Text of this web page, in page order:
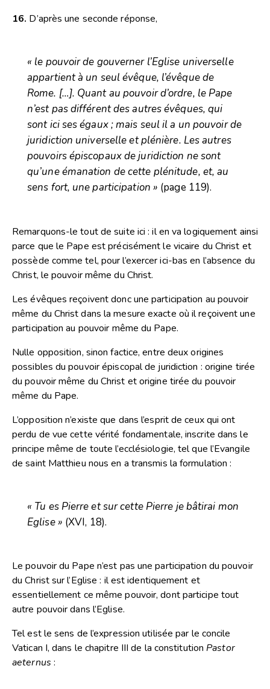
16. D’après une seconde réponse,
« le pouvoir de gouverner l’Eglise universelle
appartient à un seul évêque, l’évêque de
Rome. […]. Quant au pouvoir d’ordre, le Pape
n’est pas différent des autres évêques, qui
sont ici ses égaux ; mais seul il a un pouvoir de
juridiction universelle et plénière. Les autres
pouvoirs épiscopaux de juridiction ne sont
qu’une émanation de cette plénitude, et, au
sens fort, une participation » (page 119).
Remarquons-le tout de suite ici : il en va logiquement ainsi
parce que le Pape est précisément le vicaire du Christ et
possède comme tel, pour l’exercer ici-bas en l’absence du
Christ, le pouvoir même du Christ.
Les évêques reçoivent donc une participation au pouvoir
même du Christ dans la mesure exacte où il reçoivent une
participation au pouvoir même du Pape.
Nulle opposition, sinon factice, entre deux origines
possibles du pouvoir épiscopal de juridiction : origine tirée
du pouvoir même du Christ et origine tirée du pouvoir
même du Pape.
L’opposition n’existe que dans l’esprit de ceux qui ont
perdu de vue cette vérité fondamentale, inscrite dans le
principe même de toute l’ecclésiologie, tel que l’Evangile
de saint Matthieu nous en a transmis la formulation :
« Tu es Pierre et sur cette Pierre je bâtirai mon
Eglise » (XVI, 18).
Le pouvoir du Pape n’est pas une participation du pouvoir
du Christ sur l’Eglise : il est identiquement et
essentiellement ce même pouvoir, dont participe tout
autre pouvoir dans l’Eglise.
Tel est le sens de l’expression utilisée par le concile
Vatican I, dans le chapitre III de la constitution Pastor
aeternus :